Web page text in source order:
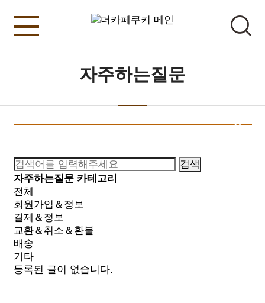
자주하는질문
검색
자주하는질문 카테고리
전체
회원가입＆정보
결제＆정보
교환＆취소＆환불
배송
기타
등록된 글이 없습니다.